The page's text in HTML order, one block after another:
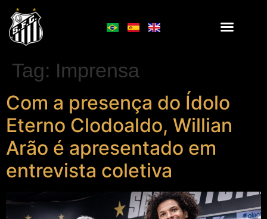
Tag: Imprensa
Com a presença do Ídolo
Eterno Clodoaldo, Willian
Arão é apresentado em
entrevista coletiva